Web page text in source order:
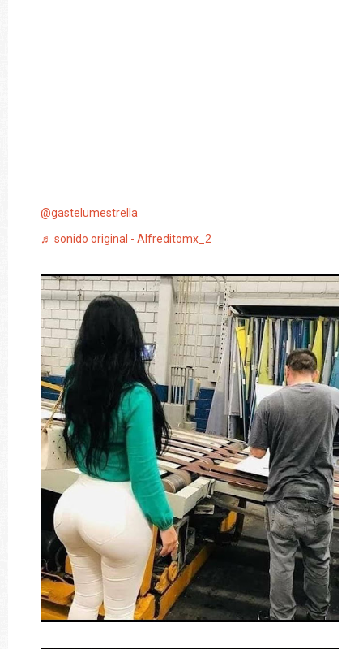
@gastelumestrella
♬ sonido original - Alfreditomx_2